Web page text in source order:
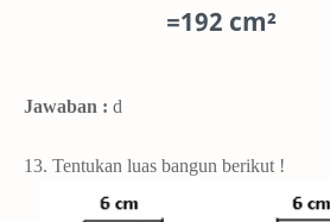
=192 cm²
Jawaban : d
13. Tentukan luas bangun berikut !